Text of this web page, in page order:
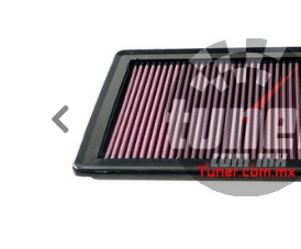
About
Services
Filtros